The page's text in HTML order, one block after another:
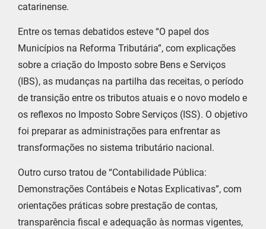
catarinense.
Entre os temas debatidos esteve “O papel dos
Municípios na Reforma Tributária”, com explicações
sobre a criação do Imposto sobre Bens e Serviços
(IBS), as mudanças na partilha das receitas, o período
de transição entre os tributos atuais e o novo modelo e
os reflexos no Imposto Sobre Serviços (ISS). O objetivo
foi preparar as administrações para enfrentar as
transformações no sistema tributário nacional.
Outro curso tratou de “Contabilidade Pública:
Demonstrações Contábeis e Notas Explicativas”, com
orientações práticas sobre prestação de contas,
transparência fiscal e adequação às normas vigentes,